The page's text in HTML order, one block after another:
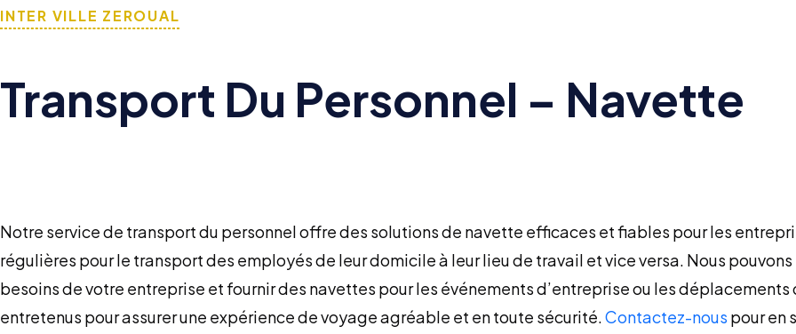
INTER VILLE ZEROUAL
Transport Du Personnel – Navette
Notre service de transport du personnel offre des solutions de navette efficaces et fiables pour les
régulières pour le transport des employés de leur domicile à leur lieu de travail et vice versa. Nous
besoins de votre entreprise et fournir des navettes pour les événements d’entreprise ou les déplacements
entretenus pour assurer une expérience de voyage agréable et en toute sécurité.Contactez-nous pour en